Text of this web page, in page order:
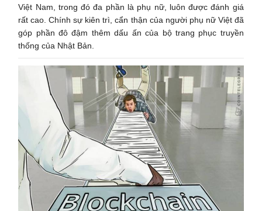
Việt Nam, trong đó đa phần là phụ nữ, luôn được đánh giá
rất cao. Chính sự kiên trì, cẩn thận của người phụ nữ Việt đã
góp phần đô đậm thêm dấu ấn của bộ trang phục truyền
thống của Nhật Bản.